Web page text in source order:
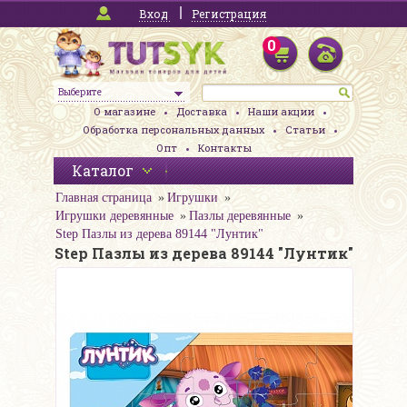
Вход Регистрация
Выберите
0
О магазине Доставка
Наши акции
Обработка персональных данных
Статьи
Опт
Контакты
Каталог
Главная страница
Игрушки
Игрушки деревянные
Пазлы деревянные
Step Пазлы из дерева 89144 "Лунтик"
Step Пазлы из дерева 89144 "Лунтик"